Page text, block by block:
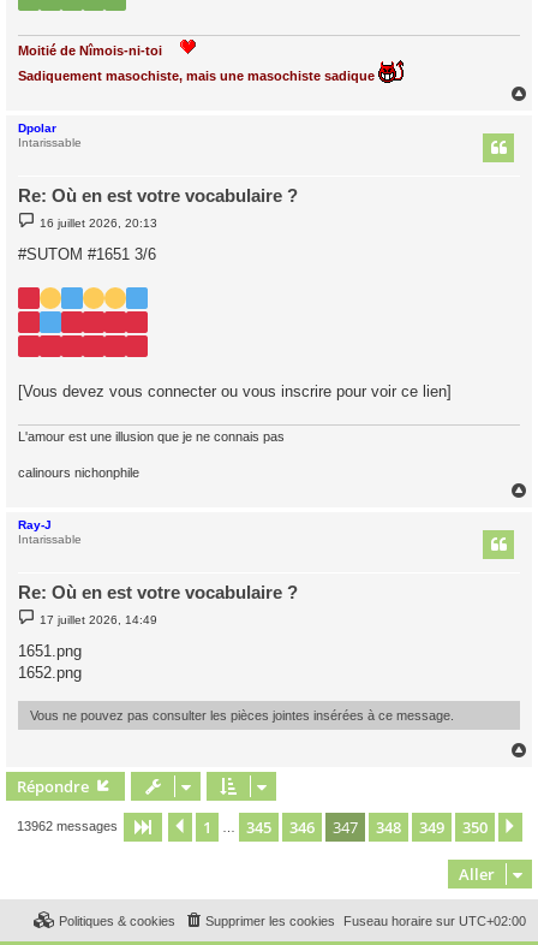
Moitié de Nîmois-ni-toi
Sadiquement masochiste, mais une masochiste sadique
Dpolar
Intarissable
Re: Où en est votre vocabulaire ?
M
e
s
s
g
e
16 juillet 2026, 20:13
#SUTOM #1651 3/6
[Vous devez vous connecter ou vous inscrire pour voir ce lien]
L'amour est une illusion que je ne connais pas
calinours nichonphile
Ray-J
Intarissable
Re: Où en est votre vocabulaire ?
M
s
s
a
e
17 juillet 2026, 14:49
1651.png
1652.png
Vous ne pouvez pas consulter les pièces jointes insérées à ce message.
Répondre
13962 messages Page 347 sur350
Précédent
1 … 345 346 347 348 349 350
Aller
Fuseau horaire sur UTC+02:00
Supprimer les cookies
Politiques & cookies